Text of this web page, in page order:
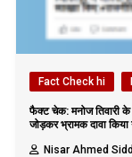
Fact Check hi
फैक्ट चेक: मनोज तिवारी के
जोड़कर भ्रामक दावा किया
Nisar Ahmed